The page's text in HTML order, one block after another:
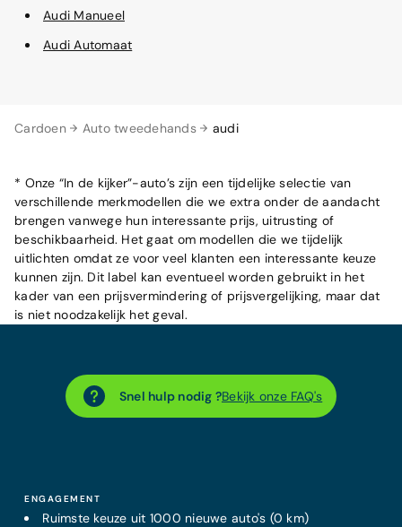
Cardoen Auto tweedehands audi
Audi Manueel
Audi Automaat
* Onze “In de kijker”-auto’s zijn een tijdelijke selectie van
verschillende merkmodellen die we extra onder de aandacht
brengen vanwege hun interessante prijs, uitrusting of
beschikbaarheid. Het gaat om modellen die we tijdelijk
uitlichten omdat ze voor veel klanten een interessante keuze
kunnen zijn. Dit label kan eventueel worden gebruikt in het
kader van een prijsvermindering of prijsvergelijking, maar dat
is niet noodzakelijk het geval.
Snel hulp nodig ?Bekijk onze FAQ's
ENGAGEMENT
Ruimste keuze uit 1000 nieuwe auto's (0 km)